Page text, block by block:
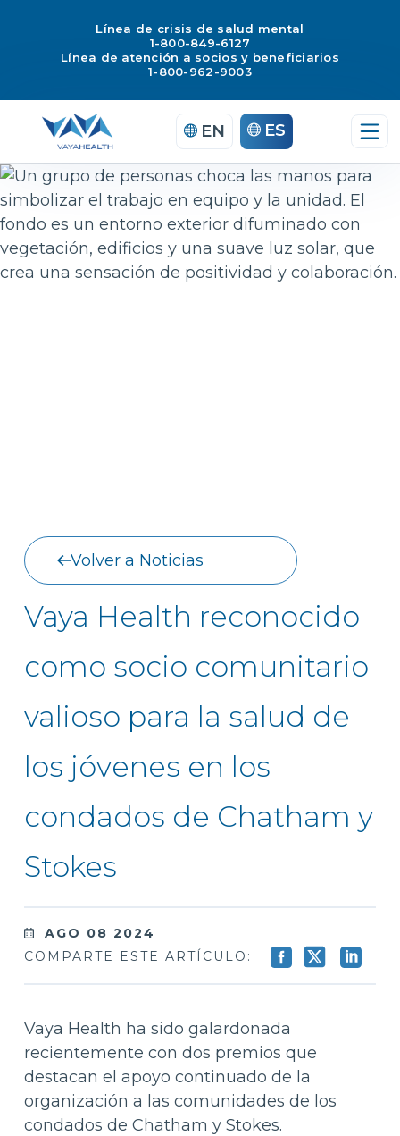
Línea de crisis de salud mental
1-800-849-6127
Línea de atención a socios y beneficiarios
1-800-962-9003
contenido
EN ES
Volver a Noticias
Vaya Health reconocido
como socio comunitario
valioso para la salud de
los jóvenes en los
condados de Chatham y
Stokes
AGO 08 2024
COMPARTE ESTE ARTÍCULO:
Vaya Health ha sido galardonada
recientemente con dos premios que
destacan el apoyo continuado de la
organización a las comunidades de los
condados de Chatham y Stokes.